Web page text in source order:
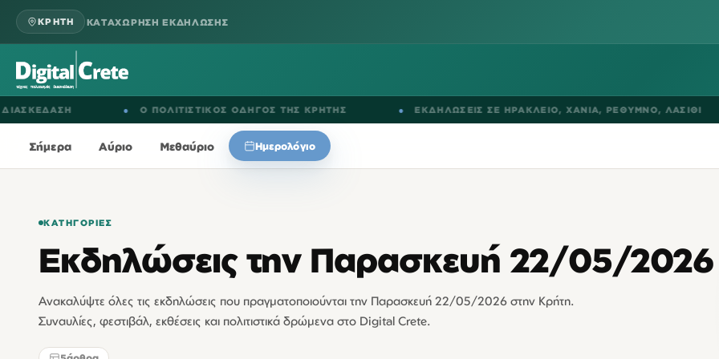
ΚΡΗΤΗ ΚΑΤΑΧΩΡΗΣΗ ΕΚΔΗΛΩΣΗΣ
Ο ΠΟΛΙΤΙΣΤΙΚΟΣ ΟΔΗΓΟΣ ΤΗΣ ΚΡΗΤΗΣ ΕΚΔΗΛΩΣΕΙΣ ΣΕΗΡΑΚΛΕΙΟ,ΧΑΝΙΑ, ΡΕΘΥΜΝΟ,ΛΑΣΙΘΙ
Σήμερα Αύριο Μεθαύριο Ημερολόγιο
ΚΑΤΗΓΟΡΊΕΣ
Εκδηλώσεις την Παρασκευή 22/05/2026
Ανακαλύψτε όλες τις εκδηλώσεις που πραγματοποιούνται την Παρασκευή 22/05/2026 στην Κρήτη.
Συναυλίες, φεστιβάλ, εκθέσεις και πολιτιστικά δρώμενα στο Digital Crete.